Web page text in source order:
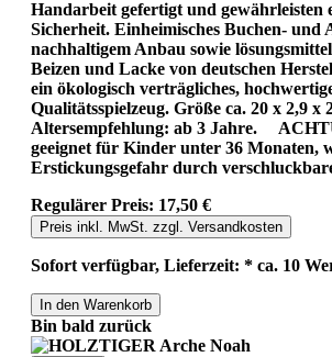
Handarbeit gefertigt und gewährleisten
Sicherheit. Einheimisches Buchen- und
nachhaltigem Anbau sowie
Beizen und Lacke von deutschen
ein ökologisch verträgliches,
Qualitätsspielzeug. Größe ca. 20 x 2,9 x
Altersempfehlung: ab 3 Jahre.
geeignet für Kinder unter 36 Monaten,
Erstickungsgefahr durch
Regulärer Preis: 17,50 €
Preis inkl. MwSt. zzgl. Versandkosten
Sofort verfügbar, Lieferzeit: * ca. 10
In den Warenkorb
Bin bald zurück